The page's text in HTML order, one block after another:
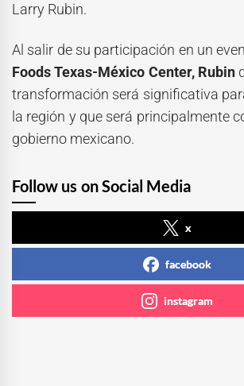
Larry Rubin.
Al salir de su participación en un
Foods Texas-México Center, Rubin
transformación será significativa
la región y que será principalmente
gobierno mexicano.
Follow us on Social Media
x
facebook
instagram